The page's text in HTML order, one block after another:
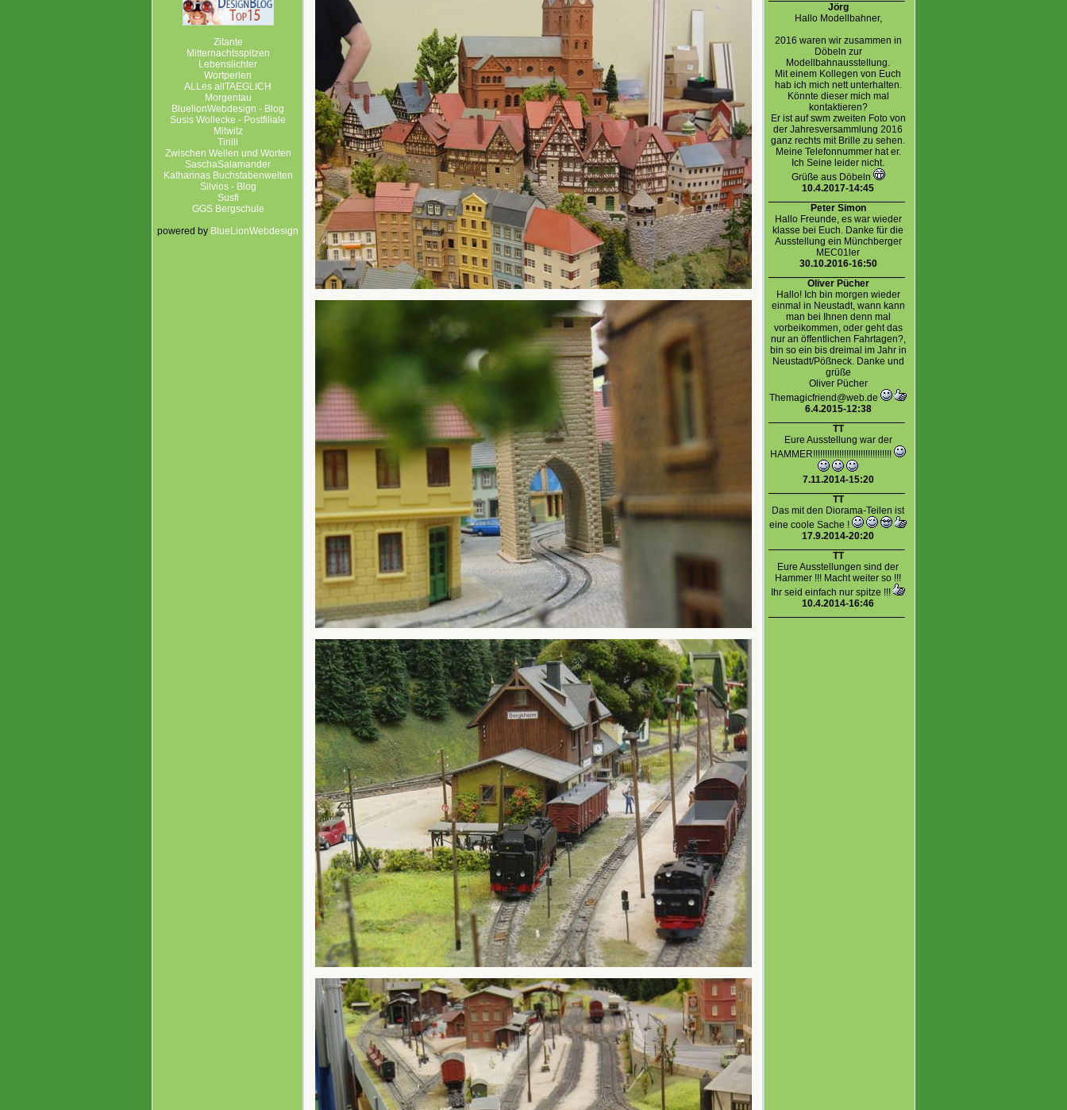
Zitante
Mitternachtsspitzen
Lebenslichter
Wortperlen
ALLes allTAEGLICH
Morgentau
BluelionWebdesign - Blog
Susis Wollecke - Postfiliale
Mitwitz
Tirilli
Zwischen Wellen und Worten
SaschaSalamander
Katharinas Buchstabenwelten
Silvios - Blog
Susfi
GGS Bergschule
powered by BlueLionWebdesign
Jörg
Hallo Modellbahner,
2016 waren wir zusammen in
Döbeln zur
Modellbahnausstellung.
Mit einem Kollegen von Euch
hab ich mich nett unterhalten.
Könnte dieser mich mal
kontaktieren?
Er ist auf swm zweiten Foto von
der Jahresversammlung 2016
ganz rechts mit Brille zu sehen.
Meine Telefonnummer hat er.
Ich Seine leider nicht.
Grüße aus Döbeln
10.4.2017-14:45
Peter Simon
Hallo Freunde, es war wieder
klasse bei Euch. Danke für die
Ausstellung ein Münchberger
MEC01ler
30.10.2016-16:50
Oliver Pücher
Hallo! Ich bin morgen wieder
einmal in Neustadt, wann kann
man bei Ihnen denn mal
vorbeikommen, oder geht das
nur an öffentlichen Fahrtagen?,
bin so ein bis dreimal im Jahr in
Neustadt/Pößneck. Danke und
grüße
Oliver Pücher
Themagicfriend@web.de
6.4.2015-12:38
TT
Eure Ausstellung war der
HAMMER!!!!!!!!!!!!!!!!!!!!!!!!!!!!!!!!!
7.11.2014-15:20
TT
Das mit den Diorama-Teilen ist
eine coole Sache !
17.9.2014-20:20
TT
Eure Ausstellungen sind der
Hammer !!! Macht weiter so !!!
Ihr seid einfach nur spitze !!!
10.4.2014-16:46